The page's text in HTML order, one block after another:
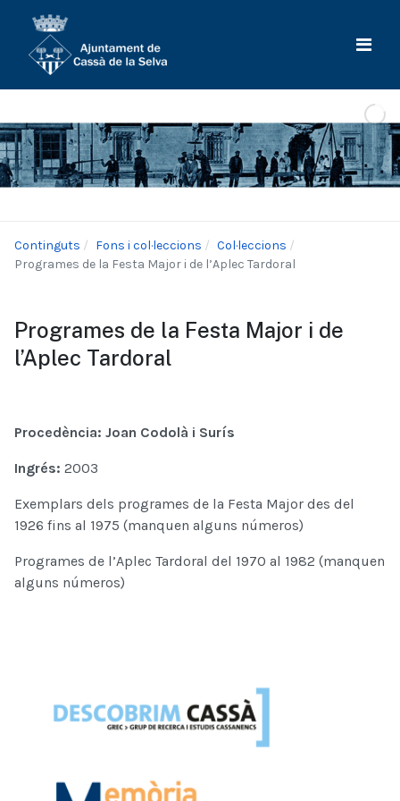
Continguts Fons i col·leccions
Col·leccions
Programes de la Festa Major i de l’Aplec Tardoral
Programes de la Festa Major i de
l’Aplec Tardoral
Procedència: Joan Codolà i Surís
Ingrés: 2003
Exemplars dels programes de la Festa Major des del
1926 fins al 1975 (manquen alguns números)
Programes de l’Aplec Tardoral del 1970 al 1982 (manquen
alguns números)